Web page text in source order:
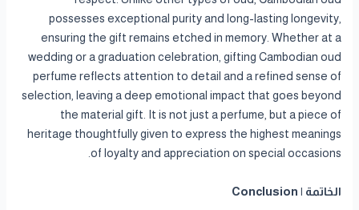
possesses exceptional purity and long-lasting longevity,
ensuring the gift remains etched in memory. Whether at a
wedding or a graduation celebration, gifting Cambodian oud
perfume reflects attention to detail and a refined sense of
selection, leaving a deep emotional impact that goes beyond
the material gift. It is not just a perfume, but a piece of
heritage thoughtfully given to express the highest meanings
of loyalty and appreciation on special occasions.
الخاتمة | Conclusion